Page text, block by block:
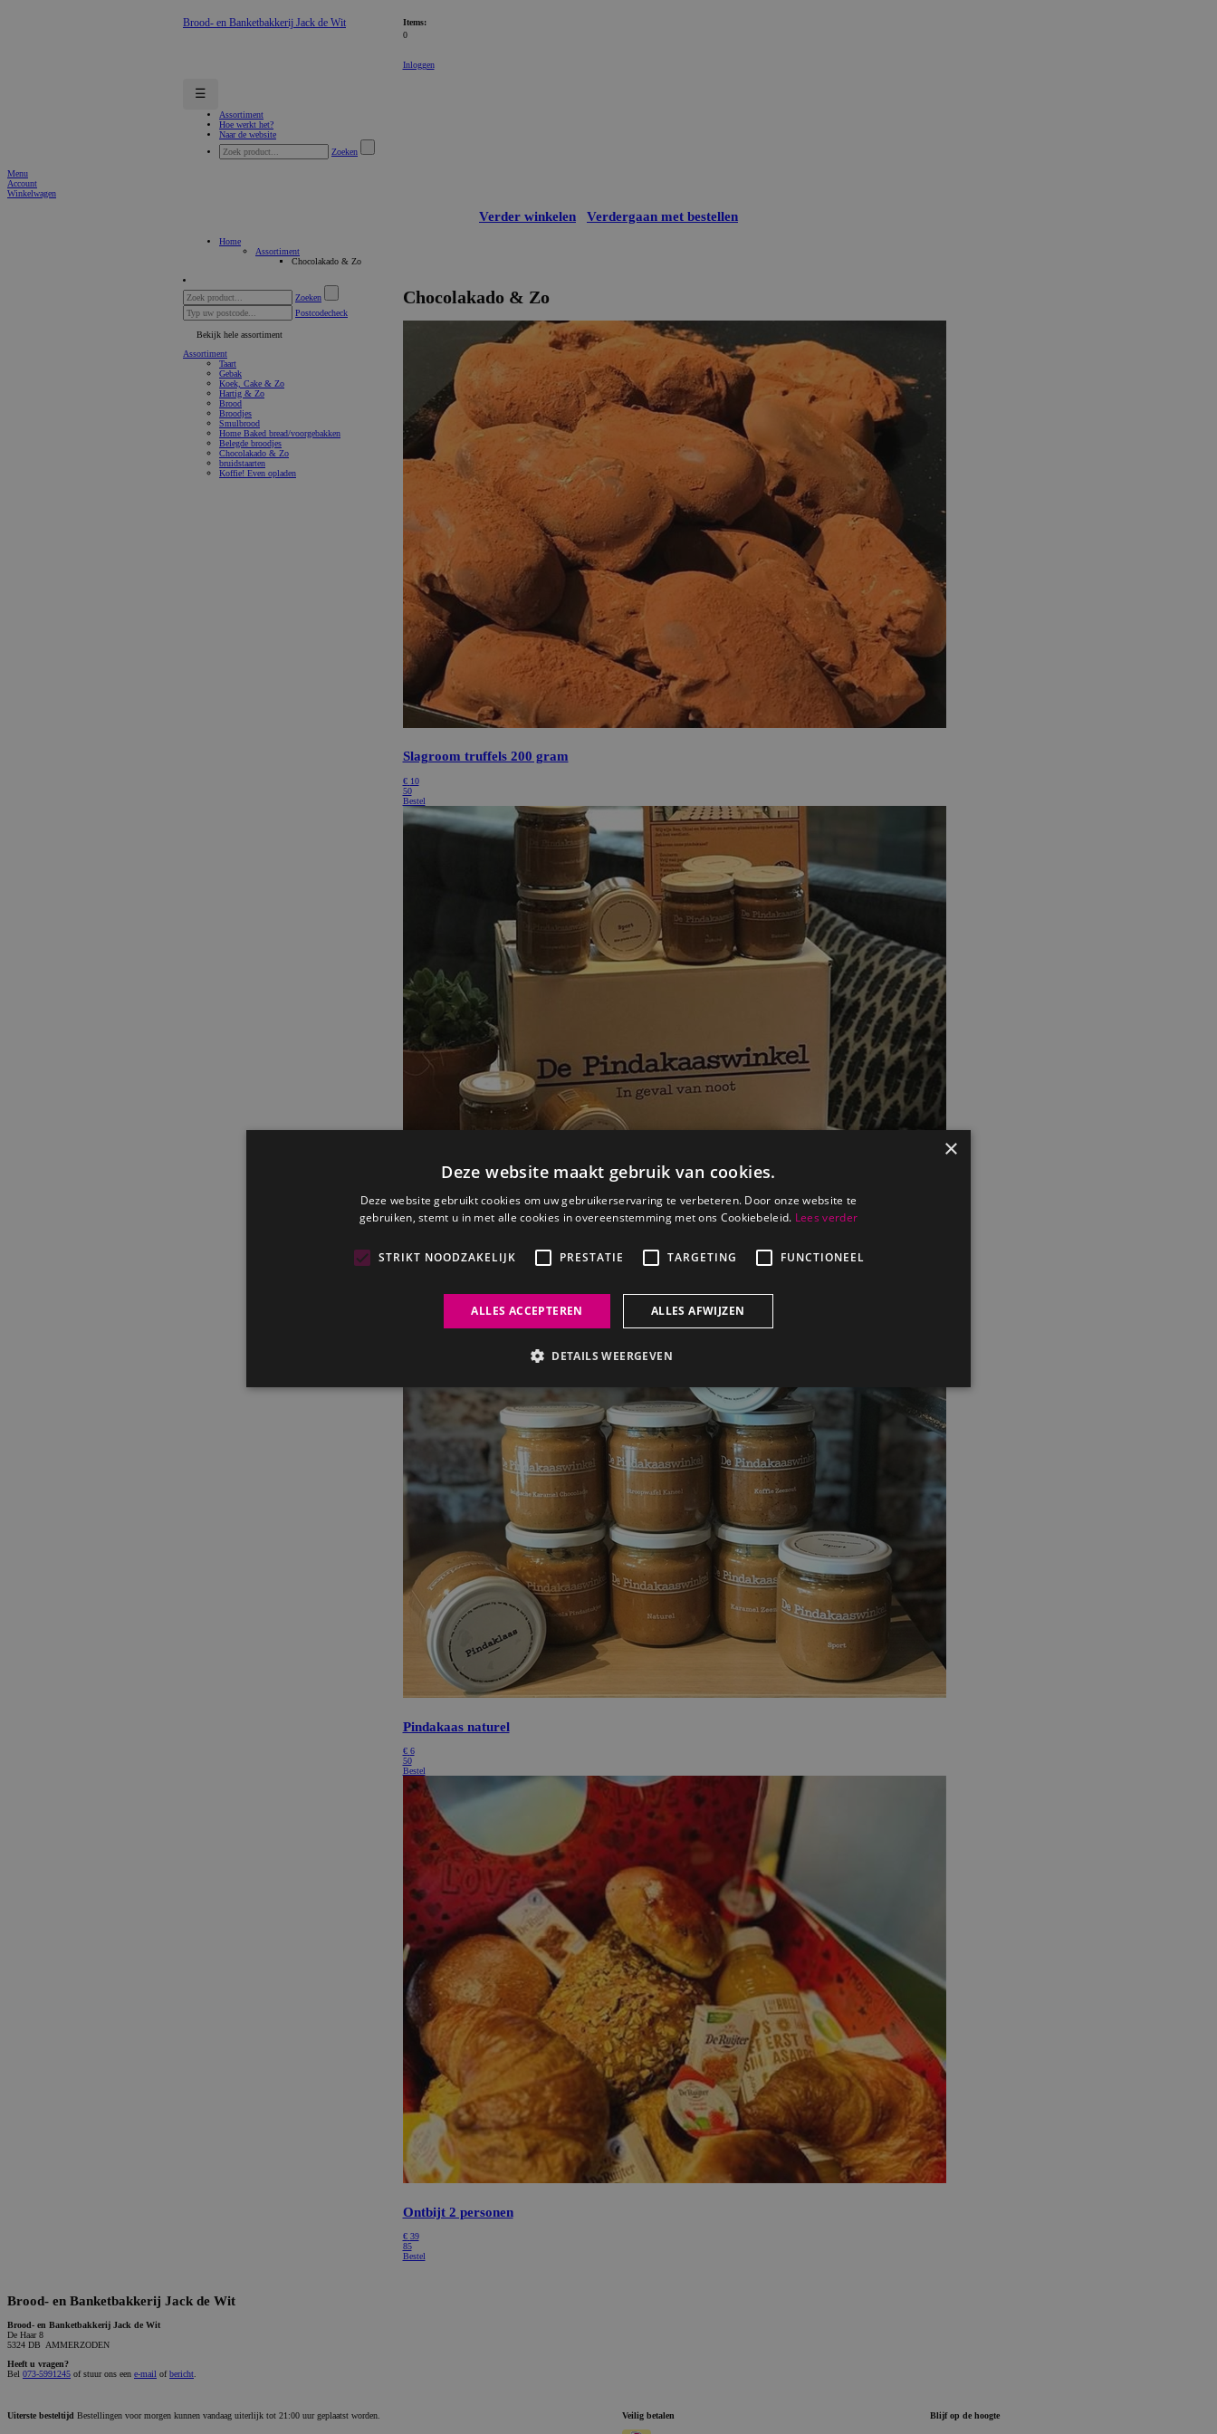
Brood- en Banketbakkerij Jack de Wit
Items:
0
Inloggen
☰
Assortiment
Hoe werkt het?
Naar de website
Zoeken
Menu
Account
Winkelwagen
Verder winkelen Verdergaan met bestellen
Home
Assortiment
Chocolakado & Zo
Zoeken
Postcodecheck
Bekijk hele assortiment
Assortiment
Taart
Gebak
Koek, Cake & Zo
Hartig & Zo
Brood
Broodjes
Smulbrood
Home Baked bread/voorgebakken
Belegde broodjes
Chocolakado & Zo
bruidstaarten
Koffie! Even opladen
Chocolakado & Zo
Slagroom truffels 200 gram
€ 10
50
Bestel
Pindakaas naturel
€ 6
50
Bestel
Ontbijt 2 personen
€ 39
85
Bestel
Brood- en Banketbakkerij Jack de Wit
Brood- en Banketbakkerij Jack de Wit
De Haar 8
5324 DB AMMERZODEN
Heeft u vragen?
Bel 073-5991245 of stuur ons een e-mail ofbericht
Uiterste besteltijd Bestellingen voor morgen kunnen vandaag uiterlijk tot 21:00 uur geplaatst worden. Veilig betalen Blijf op de hoogte